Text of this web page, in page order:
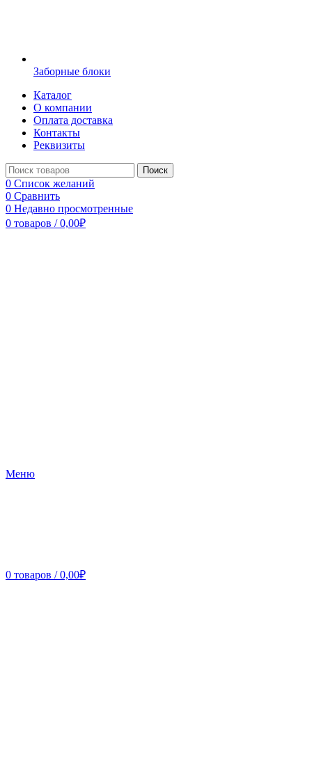
Заборные блоки
Каталог
О компании
Оплата доставка
Контакты
Реквизиты
Поиск
0 Список желаний
0 Сравнить
0 Недавно просмотренные
0 товаров / 0,00₽
Меню
0 товаров / 0,00₽